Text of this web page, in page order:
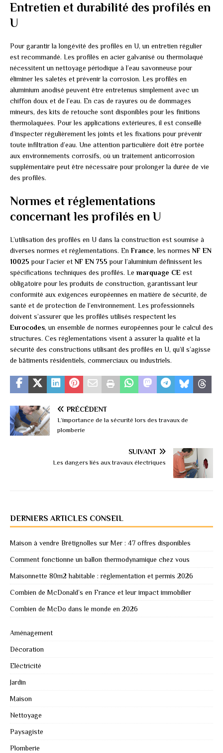
Entretien et durabilité des profilés en
U
Pour garantir la longévité des profilés en U, un entretien régulier
est recommandé. Les profilés en acier galvanisé ou thermolaqué
nécessitent un nettoyage périodique à l’eau savonneuse pour
éliminer les saletés et prévenir la corrosion. Les profilés en
aluminium anodisé peuvent être entretenus simplement avec un
chiffon doux et de l’eau. En cas de rayures ou de dommages
mineurs, des kits de retouche sont disponibles pour les finitions
thermolaquées. Pour les applications extérieures, il est conseillé
d’inspecter régulièrement les joints et les fixations pour prévenir
toute infiltration d’eau. Une attention particulière doit être portée
aux environnements corrosifs, où un traitement anticorrosion
supplémentaire peut être nécessaire pour prolonger la durée de vie
des profilés.
Normes et réglementations
concernant les profilés en U
L’utilisation des profilés en U dans la construction est soumise à
diverses normes et réglementations. En France, les normesNF EN
10025 pour l’acier etNF EN 755 pour l’aluminium définissent les
spécifications techniques des profilés. Le marquage CE est
obligatoire pour les produits de construction, garantissant leur
conformité aux exigences européennes en matière de sécurité, de
santé et de protection de l’environnement. Les professionnels
doivent s’assurer que les profilés utilisés respectent les
Eurocodes, un ensemble de normes européennes pour le calcul des
structures. Ces réglementations visent à assurer la qualité et la
sécurité des constructions utilisant des profilés en U, qu’il s’agisse
de bâtiments résidentiels, commerciaux ou industriels.
PRÉCÉDENT
L’importance de la sécurité lors des travaux de
plomberie
SUIVANT
Les dangers liés aux travaux électriques
DERNIERS ARTICLES CONSEIL
Maison à vendre Brétignolles sur Mer : 47 offres disponibles
Comment fonctionne un ballon thermodynamique chez vous
Maisonnette 80m2 habitable : réglementation et permis 2026
Combien de McDonald’s en France et leur impact immobilier
Combien de McDo dans le monde en 2026
Aménagement
Décoration
Eléctricité
Jardin
Maison
Nettoyage
Paysagiste
Plomberie